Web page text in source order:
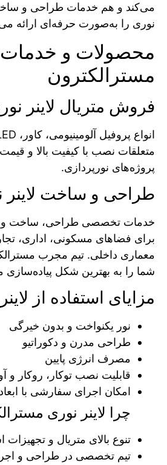
می‌کند و هم خدمات طراحی و ساخت
نوری را به‌صورت حرفه‌ای ارائه
محصولات و خدمات
مسترالکترون
فروش متریال لاینر
متعلقات نصب با کیفیت بالا و
پروژه‌های نورپردازی.
طراحی و ساخت لاینر
خدمات تخصصی طراحی، ساخت و
برای فضاهای مسکونی، اداری،
معماری داخلی. تیم مجرب
شما را به بهترین شکل پیاده‌سازی
مزایای استفاده از
نور یکنواخت و بدون خیرگی
طراحی مدرن و دکوراتیو
مصرف انرژی پایین
قابلیت نصب توکار، روکار و
امکان اجرای سفارشی با
چرا لاینر نوری
تنوع بالای متریال و تجهیزات
تیم تخصصی در طراحی و